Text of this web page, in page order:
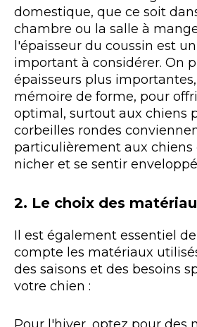
domestique, que ce soit
chambre ou la salle à
l'épaisseur du coussin est
important à considérer. On
épaisseurs plus
mémoire de forme, pour
optimal, surtout aux chiens
corbeilles rondes
particulièrement aux chiens
nicher et se sentir
2. Le choix des
Il est également essentiel
compte les matériaux
des saisons et des besoins
votre chien :